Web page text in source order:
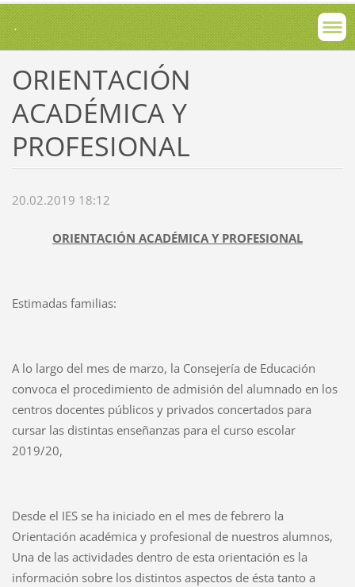
.
ORIENTACIÓN
ACADÉMICA Y
PROFESIONAL
20.02.2019 18:12
ORIENTACIÓN ACADÉMICA Y PROFESIONAL
Estimadas familias:
A lo largo del mes de marzo, la Consejería de Educación
convoca el procedimiento de admisión del alumnado en los
centros docentes públicos y privados concertados para
cursar las distintas enseñanzas para el curso escolar
2019/20,
Desde el IES se ha iniciado en el mes de febrero la
Orientación académica y profesional de nuestros alumnos,
Una de las actividades dentro de esta orientación es la
información sobre los distintos aspectos de ésta tanto a